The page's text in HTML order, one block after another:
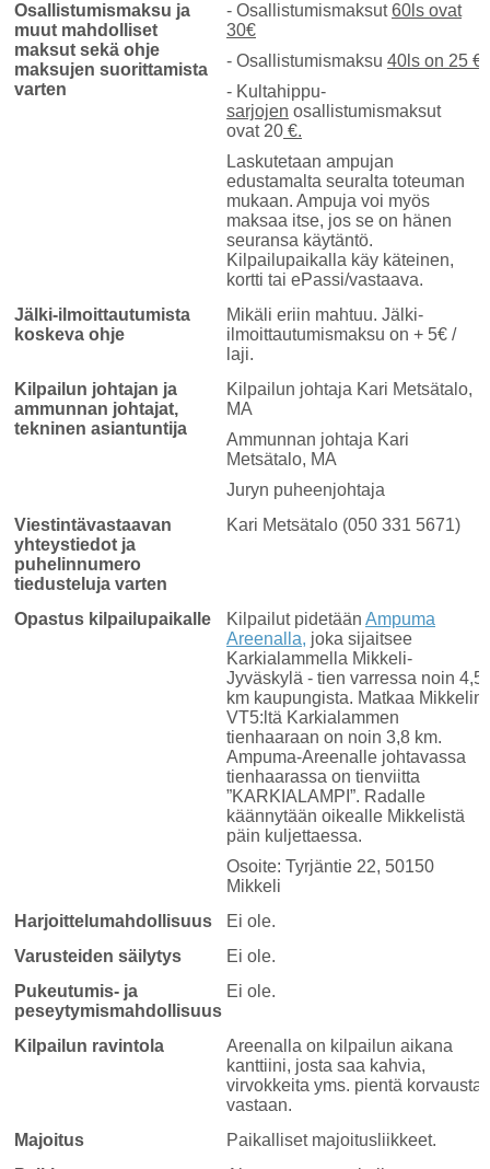
Osallistumismaksu ja
muut mahdolliset
maksut sekä ohje
maksujen suorittamista
varten
- Osallistumismaksut60ls ovat
30€
- Osallistumismaksu 40ls on 25 €
- Kultahippu-
sarjojen osallistumismaksut
ovat 20 €.
Laskutetaan ampujan
edustamalta seuralta toteuman
mukaan. Ampuja voi myös
maksaa itse, jos se on hänen
seuransa käytäntö.
Kilpailupaikalla käy käteinen,
kortti tai ePassi/vastaava.
Jälki-ilmoittautumista
koskeva ohje
Mikäli eriin mahtuu. Jälki-
ilmoittautumismaksu on + 5€ /
laji.
Kilpailun johtajan ja
ammunnan johtajat,
tekninen asiantuntija
Kilpailun johtaja Kari Metsätalo,
MA
Ammunnan johtaja Kari
Metsätalo, MA
Juryn puheenjohtaja
Viestintävastaavan
yhteystiedot ja
puhelinnumero
tiedusteluja varten
Kari Metsätalo (050 331 5671)
Opastus kilpailupaikalle Kilpailut pidetään Ampuma
Areenalla, joka sijaitsee
Karkialammella Mikkeli-
Jyväskylä - tien varressa noin 4,5
km kaupungista. Matkaa Mikkelin
VT5:ltä Karkialammen
tienhaaraan on noin 3,8 km.
Ampuma-Areenalle johtavassa
tienhaarassa on tienviitta
”KARKIALAMPI”. Radalle
käännytään oikealle Mikkelistä
päin kuljettaessa.
Osoite: Tyrjäntie 22, 50150
Mikkeli
Harjoittelumahdollisuus
Ei ole.
Varusteiden säilytys
Ei ole.
Pukeutumis- ja
peseytymismahdollisuus
Ei ole.
Kilpailun ravintola
Areenalla on kilpailun aikana
kanttiini, josta saa kahvia,
virvokkeita yms. pientä korvausta
vastaan.
Majoitus
Paikalliset majoitusliikkeet.